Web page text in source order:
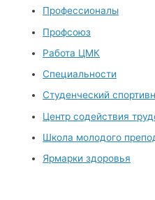
Профессионалы
Профсоюз
Работа ЦМК
Специальности
Студенческий
Центр содействия
Школа молодого
Ярмарки здоровья